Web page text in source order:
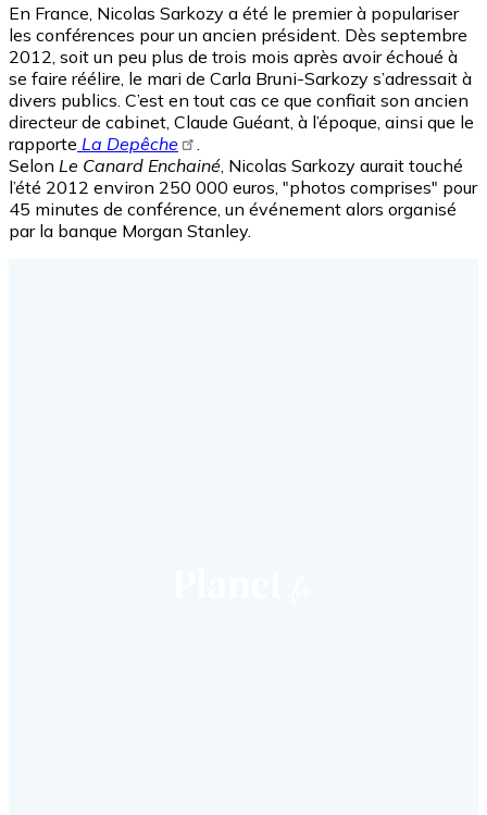
En France, Nicolas Sarkozy a été le premier à populariser
les conférences pour un ancien président. Dès septembre
2012, soit un peu plus de trois mois après avoir échoué à
se faire réélire, le mari de Carla Bruni-Sarkozy s’adressait à
divers publics. C’est en tout cas ce que confiait son ancien
directeur de cabinet, Claude Guéant, à l’époque, ainsi que le
rapporte La Depêche
Selon Le Canard Enchainé , Nicolas Sarkozy aurait touché
l’été 2012 environ 250 000 euros, "photos comprises" pour
45 minutes de conférence, un événement alors organisé
par la banque Morgan Stanley.